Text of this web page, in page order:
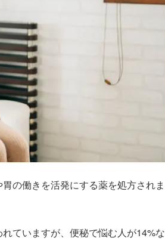
の働きを活発にする薬を処方されま
ていますが、便秘で悩む人が14%な